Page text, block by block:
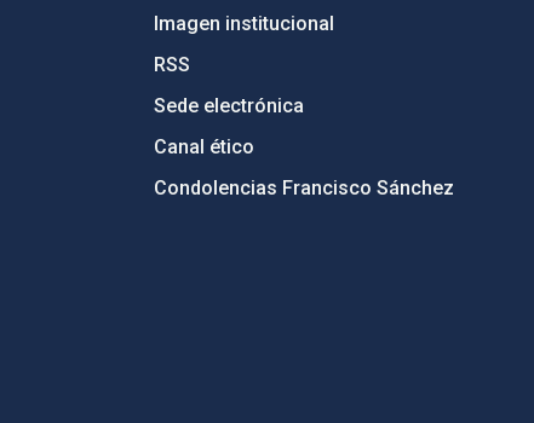
Imagen institucional
RSS
Sede electrónica
Canal ético
Condolencias Francisco Sánchez